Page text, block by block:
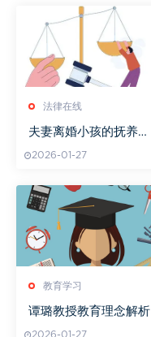
法律在线
夫妻离婚小孩的抚养费
2026-01-27
教育学习
谭璐教授教育理念解析
2026-01-27